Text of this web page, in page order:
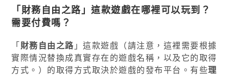
「財務自由之路 」這款遊戲在哪裡可以玩到？
需要付費嗎？
「財務自由之路 」這款遊戲（請注意，這裡需要根據
實際情況替換成真實存在的遊戲名稱，以及它的取得
方式。）的取得方式取決於遊戲的發布平台。有些理